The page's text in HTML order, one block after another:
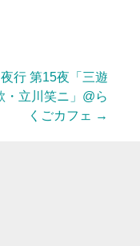
行 第15夜「三遊
・立川笑ニ」@ら
くごカフェ →